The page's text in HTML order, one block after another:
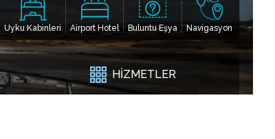
Uyku Kabinleri Airport Hotel Buluntu Eşya Navigasyon
HİZMETLER